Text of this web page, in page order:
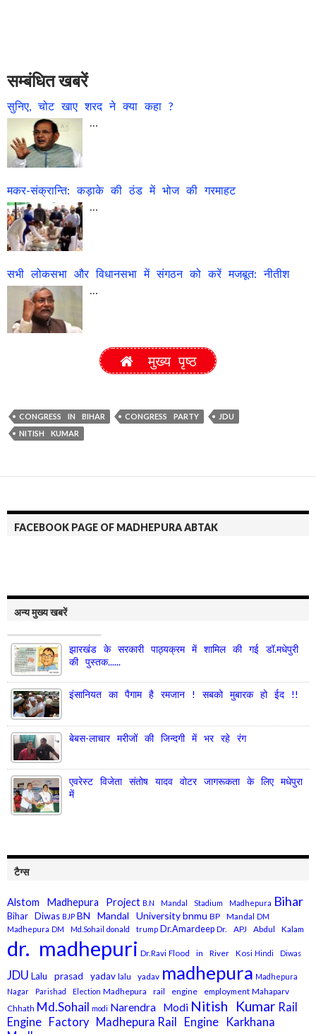
सम्बंधित खबरें
सुनिए, चोट खाए शरद ने क्या कहा ?
…
मकर-संक्रान्ति: कड़ाके की ठंड में भोज की गरमाहट
सभी लोकसभा और विधानसभा में संगठन को करें मजबूत: नीतीश
…
मुख्य पृष्ठ
CONGRESS IN BIHAR CONGRESS PARTY
JDU
NITISH KUMAR
FACEBOOK PAGE OF MADHEPURA ABTAK
अन्य मुख्य खबरें
झारखंड के सरकारी पाठ्यक्रम में शामिल की गई डॉ.मधेपुरी
की पुस्तक......
इंसानियत का पैगाम है रमजान ! सबको मुबारक हो ईद !!
बेबस-लाचार मरीजों की जिन्दगी में भर रहे रंग
एवरेस्ट विजेता संतोष यादव वोटर जागरूकता के लिए मधेपुरा
में
टैग्स
Alstom Madhepura Project B.N Mandal Stadium Madhepura Bihar
Bihar Diwas BJP BN Mandal Universitybnmu BP Mandal DM
Madhepura DM Md.Sohail donald trump Dr.Amardeep Dr. APJ Abdul Kalam
dr. madhepuri Dr.Ravi Flood in River Kosi Hindi Diwas
JDU Lalu prasad yadav lalu yadav madhepura Madhepura
Nagar Parishad Election Madhepura rail engine employment Mahaparv
Chhath Md.Sohail modi Narendra Modi Nitish Kumar Rail
Engine Factory Madhepura Rail Engine Karkhana